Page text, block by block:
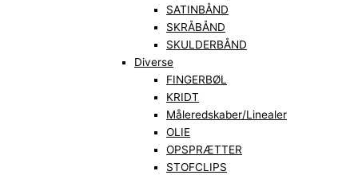
SATINBÅND
SKRÅBÅND
SKULDERBÅND
Diverse
FINGERBØL
KRIDT
Måleredskaber/Linealer
OLIE
OPSPRÆTTER
STOFCLIPS